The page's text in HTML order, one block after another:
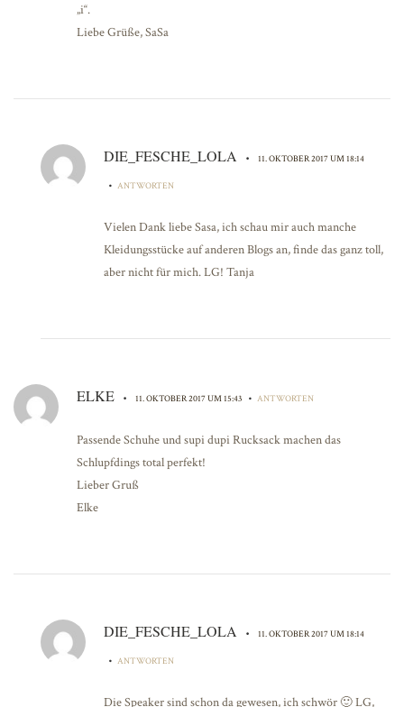
„i“.
Liebe Grüße, SaSa
DIE_FESCHE_LOLA • 11. OKTOBER 2017 UM 18:14
• ANTWORTEN
Vielen Dank liebe Sasa, ich schau mir auch manche
Kleidungsstücke auf anderen Blogs an, finde das ganz toll,
aber nicht für mich. LG! Tanja
ELKE • 11. OKTOBER 2017 UM 15:43 • ANTWORTEN
Passende Schuhe und supi dupi Rucksack machen das
Schlupfdings total perfekt!
Lieber Gruß
Elke
DIE_FESCHE_LOLA • 11. OKTOBER 2017 UM 18:14
• ANTWORTEN
Die Speaker sind schon da gewesen, ich schwör 🙂 LG,